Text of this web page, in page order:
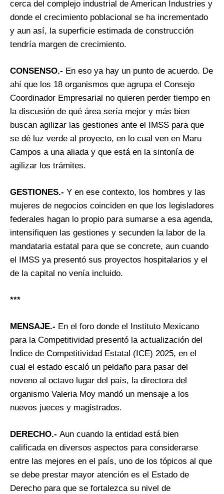
cerca del complejo industrial de American Industries y
donde el crecimiento poblacional se ha incrementado
y aun así, la superficie estimada de construcción
tendría margen de crecimiento.
CONSENSO.- En eso ya hay un punto de acuerdo. De
ahí que los 18 organismos que agrupa el Consejo
Coordinador Empresarial no quieren perder tiempo en
la discusión de qué área sería mejor y más bien
buscan agilizar las gestiones ante el IMSS para que
se dé luz verde al proyecto, en lo cual ven en Maru
Campos a una aliada y que está en la sintonía de
agilizar los trámites.
GESTIONES.- Y en ese contexto, los hombres y las
mujeres de negocios coinciden en que los legisladores
federales hagan lo propio para sumarse a esa agenda,
intensifiquen las gestiones y secunden la labor de la
mandataria estatal para que se concrete, aun cuando
el IMSS ya presentó sus proyectos hospitalarios y el
de la capital no venía incluido.
***
MENSAJE.- En el foro donde el Instituto Mexicano
para la Competitividad presentó la actualización del
Índice de Competitividad Estatal (ICE) 2025, en el
cual el estado escaló un peldaño para pasar del
noveno al octavo lugar del país, la directora del
organismo Valeria Moy mandó un mensaje a los
nuevos jueces y magistrados.
DERECHO.- Aun cuando la entidad está bien
calificada en diversos aspectos para considerarse
entre las mejores en el país, uno de los tópicos al que
se debe prestar mayor atención es el Estado de
Derecho para que se fortalezca su nivel de